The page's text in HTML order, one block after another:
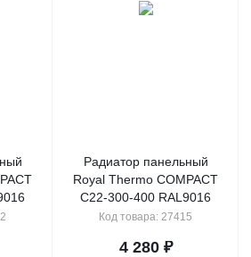
Радиатор панельный
Royal Thermo COMPACT
C22-300-400 RAL9016
Код товара: 27415
4 280₽